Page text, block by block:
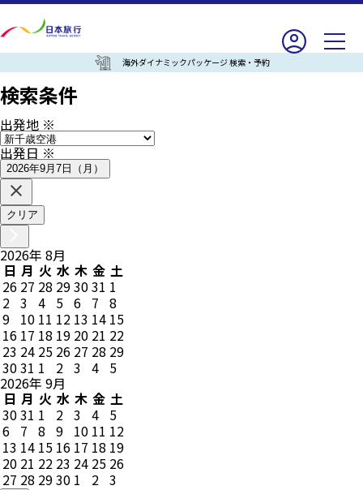
海外ダイナミックパッケージ 検索・予約
検索条件
出発地 ※
出発日※
2026年9月7日（月）
クリア
2026年 8月
日 月 火 水 木 金 土
26 27 28 293031 1
2 3 4 5 6 7 8
9 10 11 12 13 14 15
16 17 18 19 20 21 22
23 24 25 26 27 28 29
3031 1 2 3 4 5
2026年 9月
日 月 火 水 木 金 土
3031 1 2 3 4 5
6 7 8 9 10 11 12
13 14 15 16 17 18 19
20 21 22 23 24 25 26
27 28 2930 1 2 3